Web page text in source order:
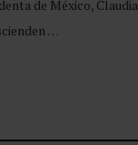
de México, Claudia
…